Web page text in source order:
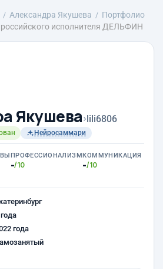
Александра Якушева
Портфолио
исполнителя ДЕЛЬФИН
Якушева›lili6806
Нейросаммари
ПРОФЕССИОНАЛИЗМ
-/10
КОММУНИКАЦИЯ
-/10
года